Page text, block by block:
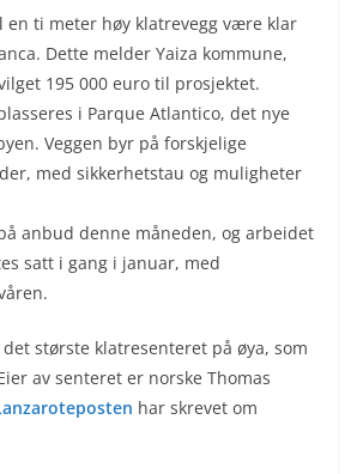
en ti meter høy klatrevegg være klar
Dette melder Yaiza kommune,
195 000 euro til prosjektet.
i Parque Atlantico, det nye
Veggen byr på forskjelige
med sikkerhetstau og muligheter
anbud denne måneden, og arbeidet
satt i gang i januar, med
største klatresenteret på øya, som
av senteret er norske Thomas
har skrevet om